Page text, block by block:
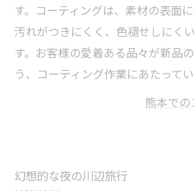
す。コーティングは、素材の表面
汚れがつきにくく、色褪せしにく
す。お客様の愛着ある品々が新品
う、コーティング作業にあたってい
熊本で
幻想的な夜の川辺旅行